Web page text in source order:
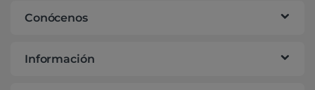
Conócenos
Información